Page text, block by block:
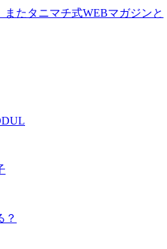
またタニマチ式WEBマガジンと
？